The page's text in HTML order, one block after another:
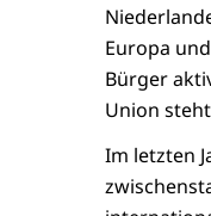
Europa
Bürger
Union
Im letzten